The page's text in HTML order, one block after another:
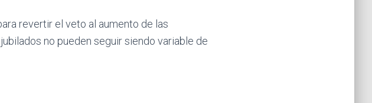
revertir el veto al aumento de las
no pueden seguir siendo variable de